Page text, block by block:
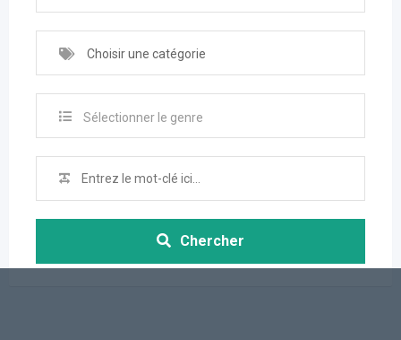
Choisir une catégorie
Sélectionner le genre
Chercher